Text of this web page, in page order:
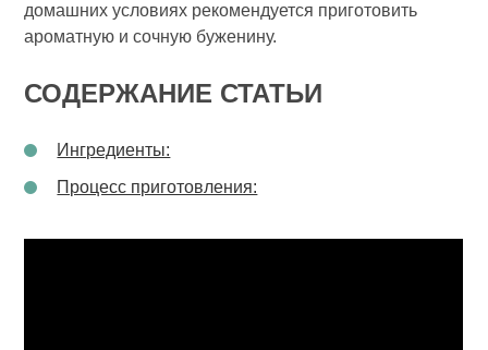
домашних условиях рекомендуется приготовить
ароматную и сочную буженину.
СОДЕРЖАНИЕ СТАТЬИ
Ингредиенты:
Процесс приготовления: